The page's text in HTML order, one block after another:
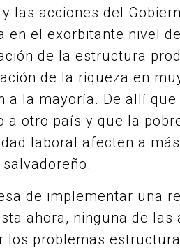
las acciones del
en el exorbitante nivel
de la estructura
de la riqueza en
a la mayoría. De allí
a otro país y que la
laboral afecten a
de implementar una
ahora, ninguna de
los problemas